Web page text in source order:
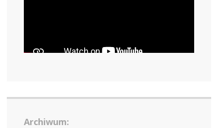
Archiwum: